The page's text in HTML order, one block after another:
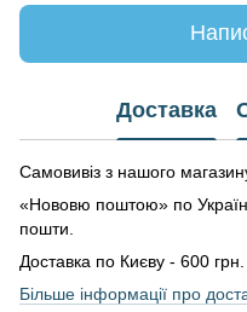
Доставка
Самовивіз з нашого
«Нововю поштою» по
пошти.
Доставка по Києву - 600 грн.
Більше інформації про